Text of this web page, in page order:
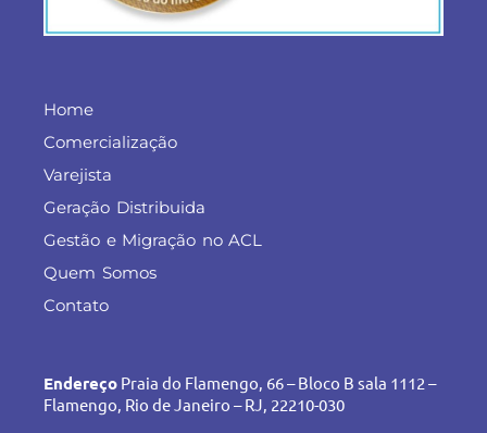
Home
Comercialização
Varejista
Geração Distribuida
Gestão e Migração no ACL
Quem Somos
Contato
Endereço Praia do Flamengo, 66 – Bloco B sala 1112 –
Flamengo, Rio de Janeiro – RJ, 22210-030